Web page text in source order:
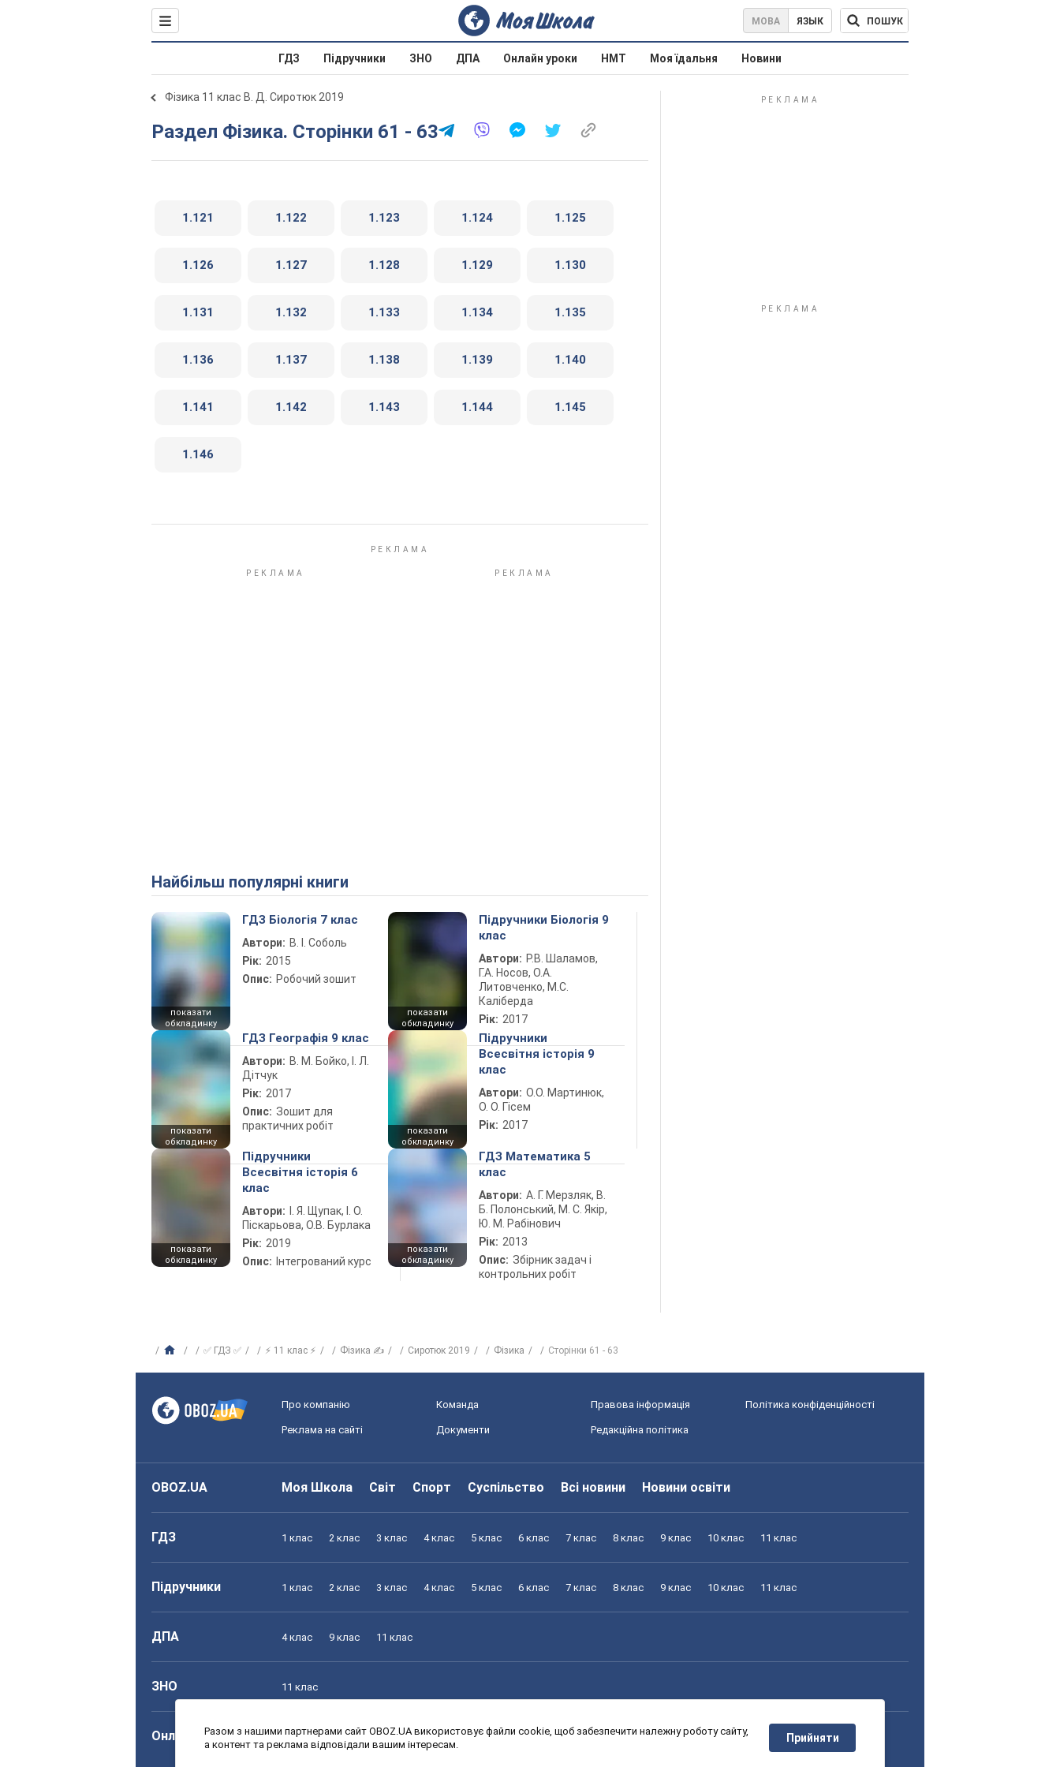
МОВА ЯЗЫК ПОШУК
ГДЗ Підручники ЗНО ДПА Онлайн уроки НМТ Моя їдальня Новини
Фізика 11 клас В. Д. Сиротюк 2019
Раздел Фізика. Сторінки 61 - 63
1.121 1.122 1.123 1.124 1.125
1.126 1.127 1.128 1.129 1.130
1.131 1.132 1.133 1.134 1.135
1.136 1.137 1.138 1.139 1.140
1.141 1.142 1.143 1.144 1.145
1.146
Найбільш популярні книги
показати
обкладинку
ГДЗ Біологія 7 клас
Автори: В. І. Соболь
Рік: 2015
Опис: Робочий зошит
показати
обкладинку
Підручники Біологія 9
клас
Автори: Р.В. Шаламов,
Г.А. Носов, О.А.
Литовченко, М.С.
Каліберда
Рік: 2017
показати
обкладинку
ГДЗ Географія 9 клас
Автори: В. М. Бойко, І. Л.
Дітчук
Рік: 2017
Опис: Зошит для
практичних робіт
показати
обкладинку
Підручники
Всесвітня історія 9
клас
Автори: О.О. Мартинюк,
О. О. Гісем
Рік: 2017
показати
обкладинку
Підручники
Всесвітня історія 6
клас
Автори:
І. Я. Щупак, І. О.
Піскарьова, О.В. Бурлака
Рік: 2019
Опис: Інтегрований курс
показати
обкладинку
ГДЗ Математика 5
клас
Автори: А. Г. Мерзляк, В.
Б. Полонський, М. С. Якір,
Ю. М. Рабінович
Рік: 2013
Опис: Збірник задач і
контрольних робіт
✅ ГДЗ ✅ ⚡ 11 клас ⚡ Фізика ✍ Сиротюк 2019 Фізика Сторінки 61 - 63
Про компанію Команда Правова інформація Політика конфіденційності
Реклама на сайті Документи Редакційна політика
OBOZ.UA Моя Школа Світ Спорт Суспільство Всі новини Новини освіти
ГДЗ 1 клас 2 клас 3 клас 4 клас 5 клас 6 клас 7 клас 8 клас 9 клас 10 клас 11 клас
Підручники 1 клас 2 клас 3 клас 4 клас 5 клас 6 клас 7 клас 8 клас 9 клас 10 клас 11 клас
ДПА 4 клас 9 клас 11 клас
ЗНО 11 клас
Онлайн уроки 1 клас 2 клас 3 клас 4 клас 5 клас 6 клас 7 клас 8 клас 9 клас 10 клас 11 клас
Разом з нашими партнерами сайт OBOZ.UA використовує файли cookie, щоб забезпечити належну роботу сайту,
а контент та реклама відповідали вашим інтересам.
Прийняти